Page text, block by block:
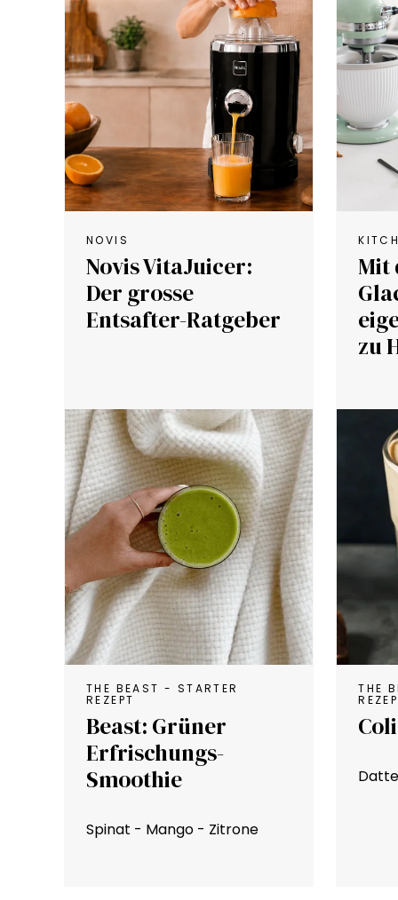
NOVIS
Novis VitaJuicer:
Der grosse
Entsafter-Ratgeber
Mit
zu
THE BEAST - STARTER
REZEPT
Beast: Grüner
Erfrischungs-
Smoothie
Spinat - Mango - Zitrone
THE